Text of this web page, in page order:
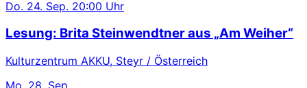
Do. 24. Sep. 20:00 Uhr
Lesung: Brita Steinwendtner aus „Am Weiher“
Kulturzentrum AKKU, Steyr / Österreich